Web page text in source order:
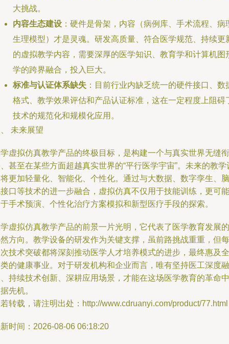
大挑战。
内容生态建设 ：硬件是骨架，内容（病例库、手术流程、病
生理模型）才是灵魂。研发高质量、符合医学规范、持续更
的虚拟教学内容，需要深厚的医学知识、教育学和计算机图
学的跨界融合，投入巨大。
标准与认证体系缺失 ：目前行业内缺乏统一的硬件接口、数
格式、教学效果评估和产品认证标准，这在一定程度上阻碍
技术的规范化和规模化应用。
未来展望
虚拟仿真教学产品的终极目标，是构建一个与真实世界无缝衔
甚至在某些方面超越真实世界的“平行医学宇宙”。未来的教学
更加轻量化、智能化、个性化。通过与大数据、数字孪生、脑
口等技术的进一步融合，虚拟仿真不仅用于技能训练，更可能
手术预演、个性化治疗方案模拟和新型医疗手段的探索。
虚拟仿真教学产品的前景一片光明，它代表了医学教育发展的
方向。教学设备的研发作为关键支撑，虽前路挑战重重，但每
技术突破都将深刻推动医学人才培养模式的进步，最终惠及全
的健康事业。对于研发机构和企业而言，唯有坚持医工深度融
持续技术创新、深耕应用场景，才能在这场医学教育的革命中
先机。
转载，请注明出处：http://www.cdruanyi.com/product/77.html
时间：2026-08-06 06:18:20